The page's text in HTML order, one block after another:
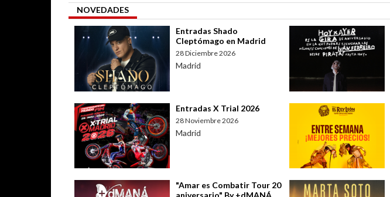
NOVEDADES
Entradas Shado
Cleptómago en Madrid
28 Diciembre 2026
Madrid
Entradas X Trial 2026
28 Noviembre 2026
Madrid
"Amar es Combatir Tour 20
aniversario" By +dMANÁ